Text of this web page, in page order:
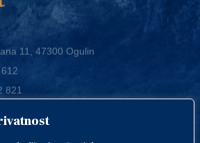
11, 47300 Ogulin